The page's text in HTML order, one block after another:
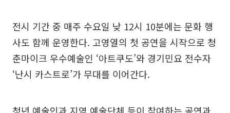
전시 기간 중 매주 수요일 낮 12시 10분에는 문화 행
사도 함께 운영한다. 고영열의 첫 공연을 시작으로 청
춘마이크 우수예술인 ‘아트쿠도’와 경기민요 전수자
‘난시 카스트로’가 무대를 이어간다.
청년 예술인과 지역 예술단체 등이 참여하는 공연과